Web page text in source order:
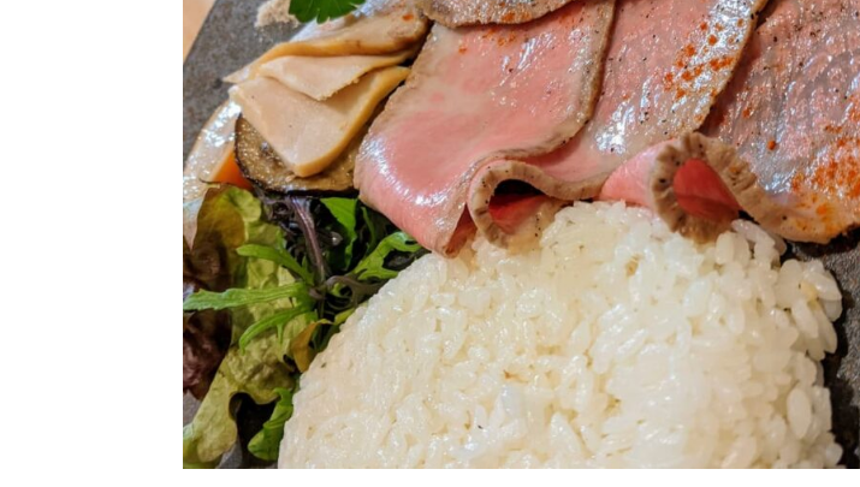
ら
コ
ワ
ー
キ
ン
グ
ス
ペ
ー
ス
&
-
1
2
ス
ペ
ー
ス
&
カ
フ
ェ
「
チ
ル
ワ
ー
ク